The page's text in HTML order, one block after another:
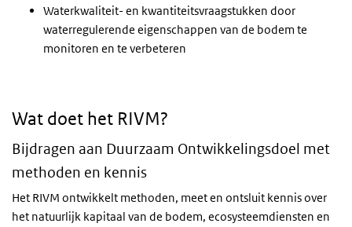
Waterkwaliteit- en kwantiteitsvraagstukken door
waterregulerende eigenschappen van de bodem te
monitoren en te verbeteren
Wat doet het RIVM?
Bijdragen aan Duurzaam Ontwikkelingsdoel met
methoden en kennis
Het RIVM ontwikkelt methoden, meet en ontsluit kennis over
het natuurlijk kapitaal van de bodem, ecosysteemdiensten en